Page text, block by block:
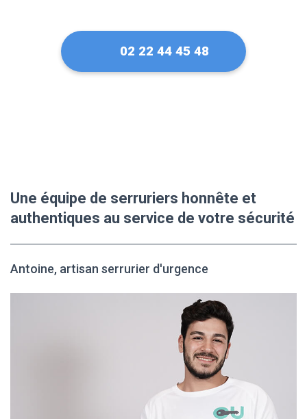
02 22 44 45 48
Une équipe de serruriers honnête et
authentiques au service de votre sécurité
Antoine, artisan serrurier d'urgence